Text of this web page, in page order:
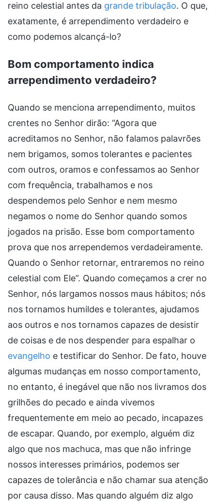
reino celestial antes da grande tribulação. O que,
exatamente, é arrependimento verdadeiro e
como podemos alcançá-lo?
Bom comportamento indica
arrependimento verdadeiro?
Quando se menciona arrependimento, muitos
crentes no Senhor dirão: “Agora que
acreditamos no Senhor, não falamos palavrões
nem brigamos, somos tolerantes e pacientes
com outros, oramos e confessamos ao Senhor
com frequência, trabalhamos e nos
despendemos pelo Senhor e nem mesmo
negamos o nome do Senhor quando somos
jogados na prisão. Esse bom comportamento
prova que nos arrependemos verdadeiramente.
Quando o Senhor retornar, entraremos no reino
celestial com Ele”. Quando começamos a crer no
Senhor, nós largamos nossos maus hábitos; nós
nos tornamos humildes e tolerantes, ajudamos
aos outros e nos tornamos capazes de desistir
de coisas e de nos despender para espalhar o
evangelho e testificar do Senhor. De fato, houve
algumas mudanças em nosso comportamento,
no entanto, é inegável que não nos livramos dos
grilhões do pecado e ainda vivemos
frequentemente em meio ao pecado, incapazes
de escapar. Quando, por exemplo, alguém diz
algo que nos machuca, mas que não infringe
nossos interesses primários, podemos ser
capazes de tolerância e não chamar sua atenção
por causa disso. Mas quando alguém diz algo